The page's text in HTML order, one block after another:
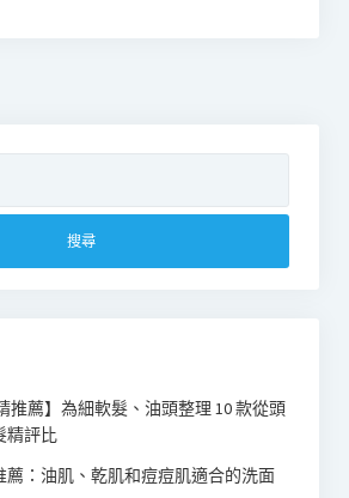
推薦】為細軟髮、油頭整理 10 款從頭
精評比
薦：油肌、乾肌和痘痘肌適合的洗面